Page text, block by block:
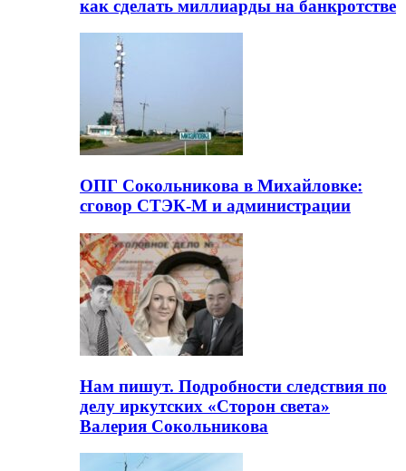
как сделать миллиарды на банкротстве
ОПГ Сокольникова в Михайловке:
сговор СТЭК-М и администрации
Нам пишут. Подробности следствия по
делу иркутских «Сторон света»
Валерия Сокольникова